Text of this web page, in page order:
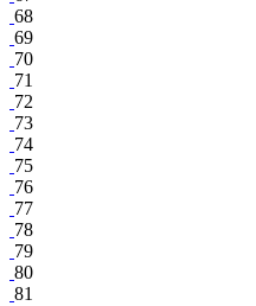
68
69
70
71
72
73
74
75
76
77
78
79
80
81